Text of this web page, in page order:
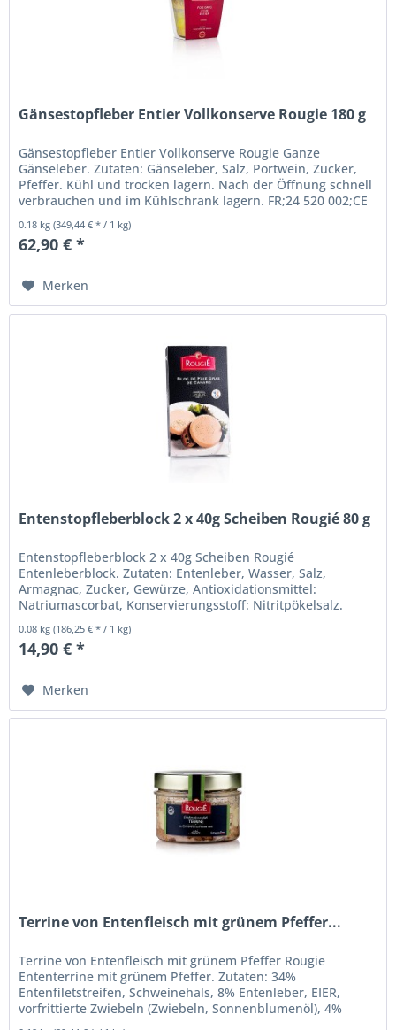
Gänsestopfleber Entier Vollkonserve Rougie 180 g
Gänsestopfleber Entier Vollkonserve Rougie Ganze
Gänseleber. Zutaten: Gänseleber, Salz, Portwein, Zucker,
Pfeffer. Kühl und trocken lagern. Nach der Öffnung schnell
verbrauchen und im Kühlschrank lagern. FR;24 520 002;CE
0.18 kg(349,44 € * / 1 kg)
62,90 € *
Merken
Entenstopfleberblock 2 x 40g Scheiben Rougié 80 g
Entenstopfleberblock 2 x 40g Scheiben Rougié
Entenleberblock. Zutaten: Entenleber, Wasser, Salz,
Armagnac, Zucker, Gewürze, Antioxidationsmittel:
Natriumascorbat, Konservierungsstoff: Nitritpökelsalz.
0.08 kg(186,25 € * / 1 kg)
14,90 € *
Merken
Terrine von Entenfleisch mit grünem Pfeffer...
Terrine von Entenfleisch mit grünem Pfeffer Rougie
Ententerrine mit grünem Pfeffer. Zutaten: 34%
Entenfiletstreifen, Schweinehals, 8% Entenleber, EIER,
vorfrittierte Zwiebeln (Zwiebeln, Sonnenblumenöl), 4%